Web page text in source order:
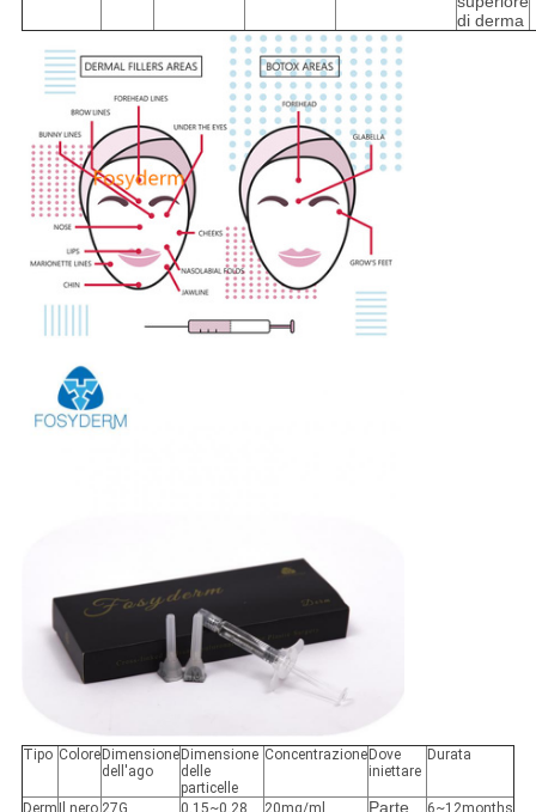
di derma
Tipo ColoreDimensione
dell'ago
Dimensione
delle
particelle
ConcentrazioneDove
iniettare
Durata
Derm Il nero 27G 0.15~0.28 20mg/ml
Parte
6~12months